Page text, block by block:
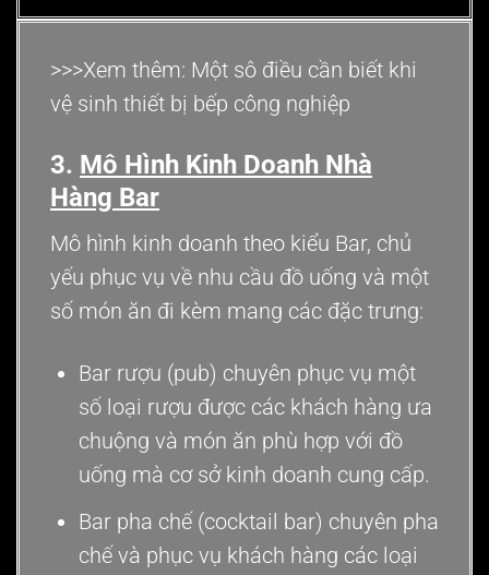
>>>Xem thêm: Một sô điều cần biết khi
vệ sinh thiết bị bếp công nghiệp
3. Mô Hình Kinh Doanh Nhà
Hàng Bar
Mô hình kinh doanh theo kiểu Bar, chủ
yếu phục vụ về nhu cầu đồ uống và một
số món ăn đi kèm mang các đặc trưng:
Bar rượu (pub) chuyên phục vụ một
số loại rượu được các khách hàng ưa
chuộng và món ăn phù hợp với đồ
uống mà cơ sở kinh doanh cung cấp.
Bar pha chế (cocktail bar) chuyên pha
chế và phục vụ khách hàng các loại